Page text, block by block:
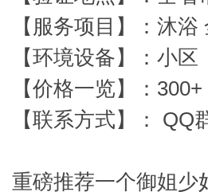
【服务项目】：沐
【环境设备】：小区
【价格一览】：300+
【联系方式】：
重磅推荐一个御姐少